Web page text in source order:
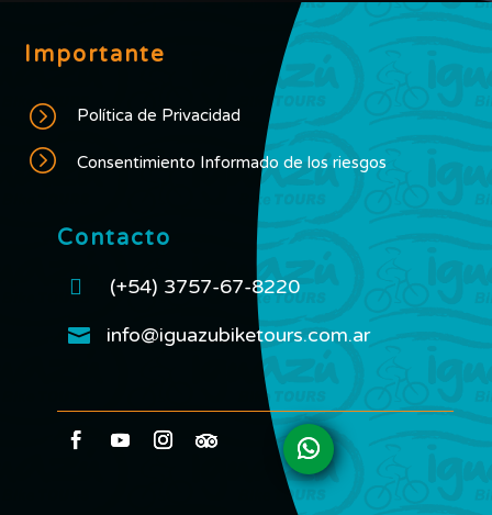
Importante
= Política de Privacidad
= Consentimiento Informado de los riesgos
Contacto
 (+54) 3757-67-8220
 info@iguazubiketours.com.ar